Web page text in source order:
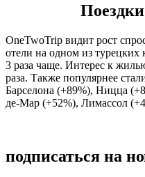
OneTwoTrip видит рост
отели на одном из турецких
3 раза чаще. Интерес к
раза. Также популярнее
Барселона (+89%), Ницца
де-Мар (+52%), Лимассол
подписаться на